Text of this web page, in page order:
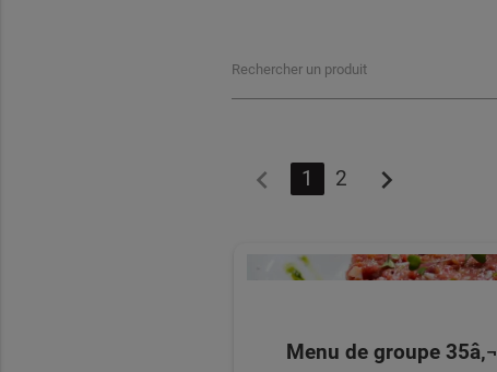
Rechercher un produit
chevron_left 1 2 chevron_right
Menu de groupe 35â‚¬